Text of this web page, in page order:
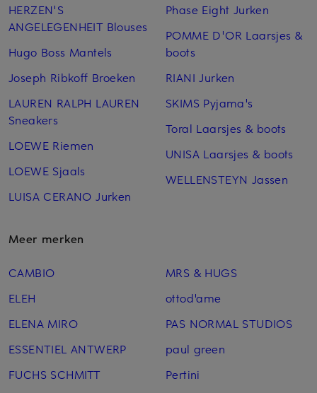
HERZEN'S
ANGELEGENHEIT Blouses
Hugo Boss Mantels
Joseph Ribkoff Broeken
LAUREN RALPH LAUREN
Sneakers
LOEWE Riemen
LOEWE Sjaals
LUISA CERANO Jurken
Phase Eight Jurken
POMME D'OR Laarsjes &
boots
RIANI Jurken
SKIMS Pyjama's
Toral Laarsjes & boots
UNISA Laarsjes & boots
WELLENSTEYN Jassen
Meer merken
CAMBIO
ELEH
ELENA MIRO
ESSENTIEL ANTWERP
FUCHS SCHMITT
MRS & HUGS
ottod'ame
PAS NORMAL STUDIOS
paul green
Pertini